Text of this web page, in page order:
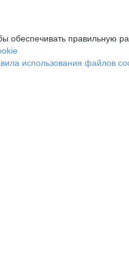
правильную
использования файлов